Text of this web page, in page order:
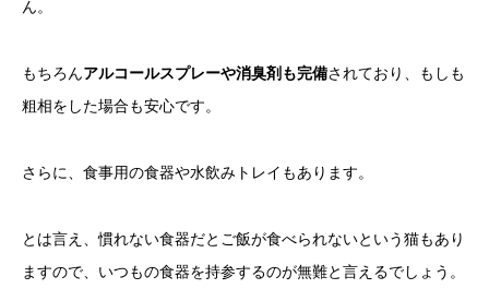
ん。
もちろんアルコールスプレーや消臭剤も完備されており、もしも
粗相をした場合も安心です。
さらに、食事用の食器や水飲みトレイもあります。
とは言え、慣れない食器だとご飯が食べられないという猫もあり
ますので、いつもの食器を持参するのが無難と言えるでしょう。